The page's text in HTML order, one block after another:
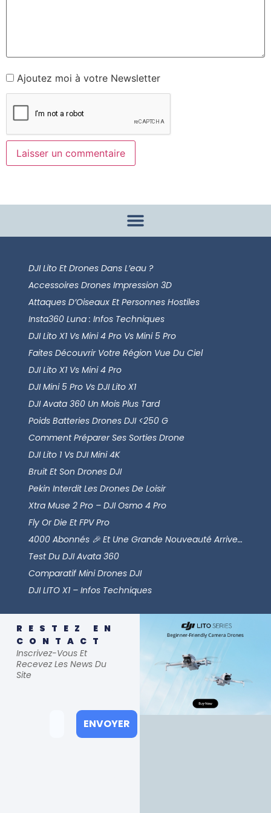
Ajoutez moi à votre Newsletter
DJI Lito Et Drones Dans L’eau ?
Accessoires Drones Impression 3D
Attaques D’Oiseaux Et Personnes Hostiles
Insta360 Luna : Infos Techniques
DJI Lito X1 Vs Mini 4 Pro Vs Mini 5 Pro
Faites Découvrir Votre Région Vue Du Ciel
DJI Lito X1 Vs Mini 4 Pro
DJI Mini 5 Pro Vs DJI Lito X1
DJI Avata 360 Un Mois Plus Tard
Poids Batteries Drones DJI <250 G
Comment Préparer Ses Sorties Drone
DJI Lito 1 Vs DJI Mini 4K
Bruit Et Son Drones DJI
Pekin Interdit Les Drones De Loisir
Xtra Muse 2 Pro – DJI Osmo 4 Pro
Fly Or Die Et FPV Pro
4000 Abonnés 🎉 Et Une Grande Nouveauté Arrive…
Test Du DJI Avata 360
Comparatif Mini Drones DJI
DJI LITO X1 – Infos Techniques
RESTEZ EN
CONTACT
Inscrivez-Vous Et
Recevez Les News Du
Site